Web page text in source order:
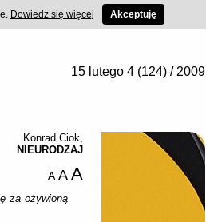
15 lutego 4 (124) / 2009
Konrad Ciok,
NIEURODZAJ
A A A
za ożywioną
Dowiedz się więcej Akceptuję